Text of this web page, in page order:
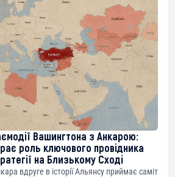
Вашингтона з Анкарою:
роль ключового провідника
на Близькому Сході
вдруге в історії Альянсу приймає саміт